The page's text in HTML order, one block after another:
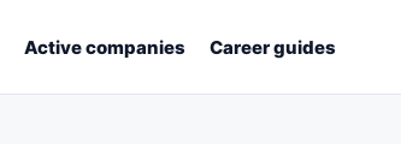
Active companies Career guides